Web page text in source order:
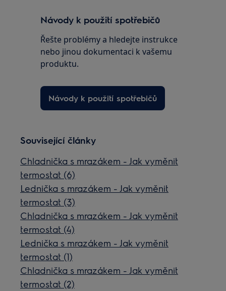
Návody k použití spotřebičů
Řešte problémy a hledejte instrukce
nebo jinou dokumentaci k vašemu
produktu.
Návody k použití spotřebičů
Související články
Chladnička s mrazákem - Jak vyměnit
termostat (6)
Lednička s mrazákem - Jak vyměnit
termostat (3)
Chladnička s mrazákem - Jak vyměnit
termostat (4)
Lednička s mrazákem - Jak vyměnit
termostat (1)
Chladnička s mrazákem - Jak vyměnit
termostat (2)